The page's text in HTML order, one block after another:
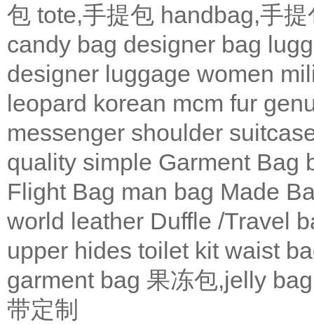
包 tote,手提包 handbag,手提
candy bag designer bag
designer luggage women
leopard korean mcm fur
messenger shoulder
quality simple Garment Bag
Flight Bag man bag Made
world leather Duffle /Travel
upper hides toilet kit waist
garment bag 果冻包,jelly bag
带定制